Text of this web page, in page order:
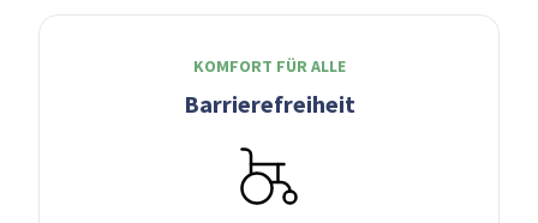
KOMFORT FÜR ALLE
Barrierefreiheit